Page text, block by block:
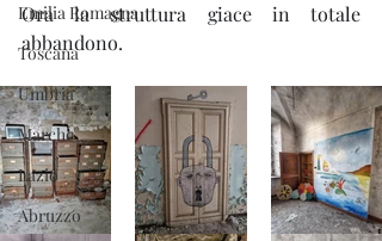
Emilia Romagna
Toscana
Umbria
Marche
Lazio
Abruzzo
Ora la struttura giace in totale
abbandono.